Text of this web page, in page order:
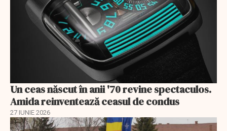
Un ceas născut în anii '70 revine spectaculos.
Amida reinventează ceasul de condus
27 IUNIE 2026